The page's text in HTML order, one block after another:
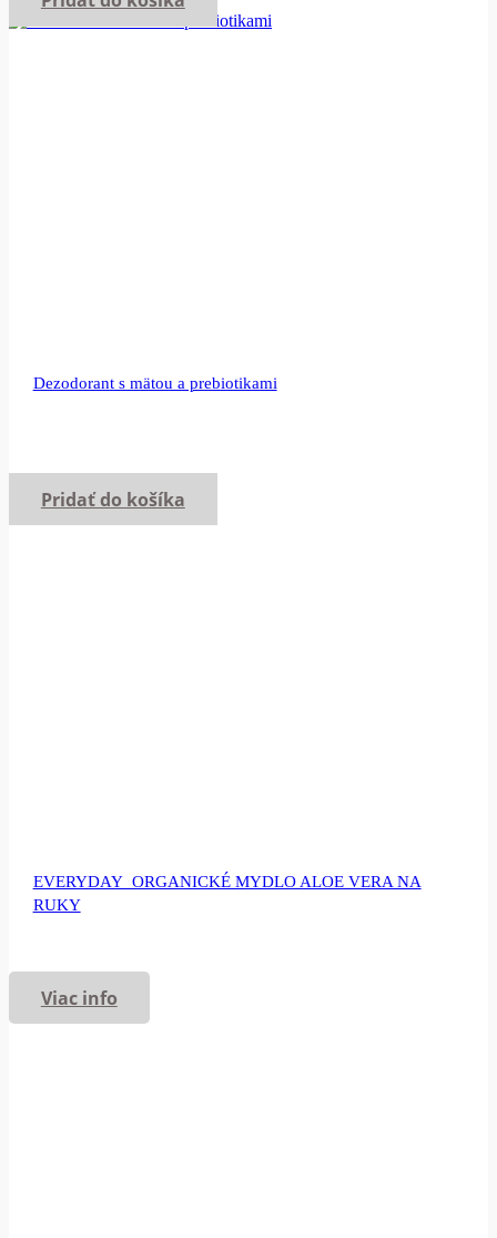
Dezodorant s mätou a prebiotikami
Pridať do košíka
EVERYDAY_ORGANICKÉ MYDLO ALOE VERA NA
RUKY
Viac info